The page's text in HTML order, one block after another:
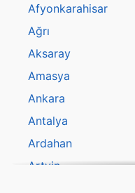
Afyonkarahisar
Ağrı
Aksaray
Amasya
Ankara
Antalya
Ardahan
Artvin